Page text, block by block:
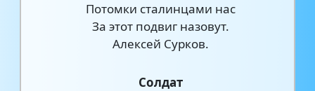
Потомки сталинцами нас
За этот подвиг назовут.
Алексей Сурков.
Солдат